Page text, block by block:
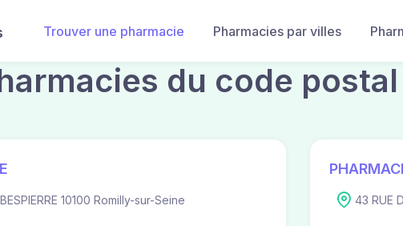
Trouver une pharmacie Pharmacies par villes
du code postal
10100 Romilly-sur-Seine 43 RUE